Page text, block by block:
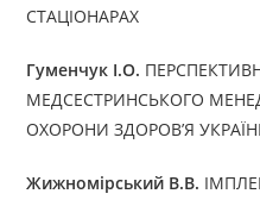
СТАЦІОНАРАХ
Гуменчук І.О.
МЕДСЕСТРИНСЬКОГО
ОХОРОНИ ЗДОРОВ’Я
Жижномірський В.В.